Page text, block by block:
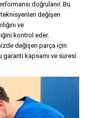
doğrulanır. Bu
değişen
ve
kontrol eder.
değişen parça için
garanti kapsamı ve süresi